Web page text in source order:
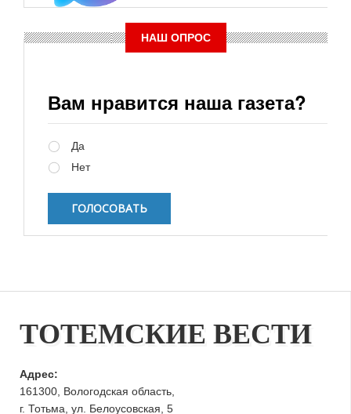
НАШ ОПРОС
Вам нравится наша газета?
Да
Нет
ТОТЕМСКИЕ ВЕСТИ
Адрес:
161300, Вологодская область,
г. Тотьма, ул. Белоусовская, 5